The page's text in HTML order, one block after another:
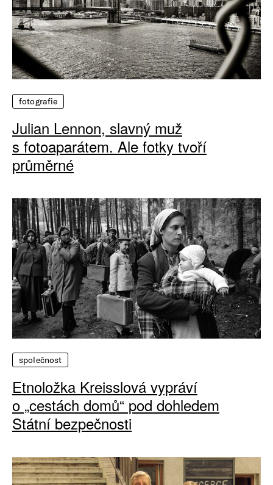
fotografie
Julian Lennon, slavný muž
s fotoaparátem. Ale fotky tvoří
průměrné
společnost
Etnoložka Kreisslová vypráví
o „cestách domů“ pod dohledem
Státní bezpečnosti